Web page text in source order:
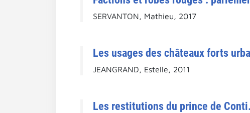
SERVANTON, Mathieu, 2017
Les usages des châteaux forts
JEANGRAND, Estelle, 2011
Les restitutions du prince de